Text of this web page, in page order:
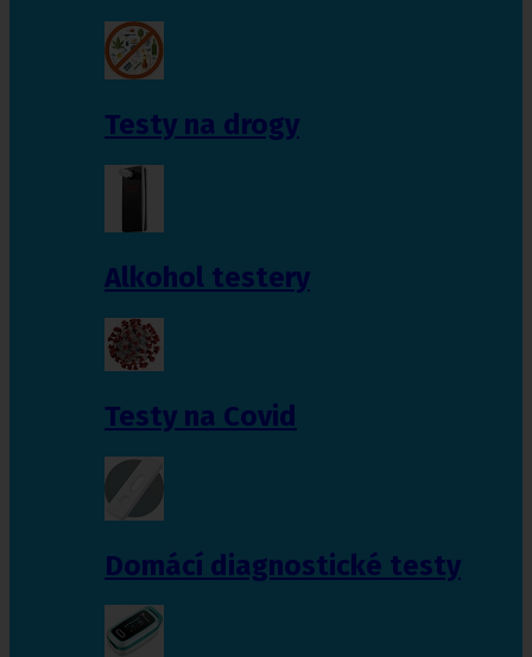
Testy na drogy
Alkohol testery
Testy na Covid
Domácí diagnostické testy